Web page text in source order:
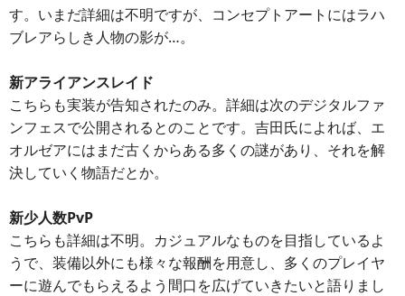
す。いまだ詳細は不明ですが、コンセプトアートにはラハ
ブレアらしき人物の影が…。
新アライアンスレイド
こちらも実装が告知されたのみ。詳細は次のデジタルファ
ンフェスで公開されるとのことです。吉田氏によれば、エ
オルゼアにはまだ古くからある多くの謎があり、それを解
決していく物語だとか。
新少人数PvP
こちらも詳細は不明。カジュアルなものを目指しているよ
うで、装備以外にも様々な報酬を用意し、多くのプレイヤ
ーに遊んでもらえるよう間口を広げていきたいと語りまし